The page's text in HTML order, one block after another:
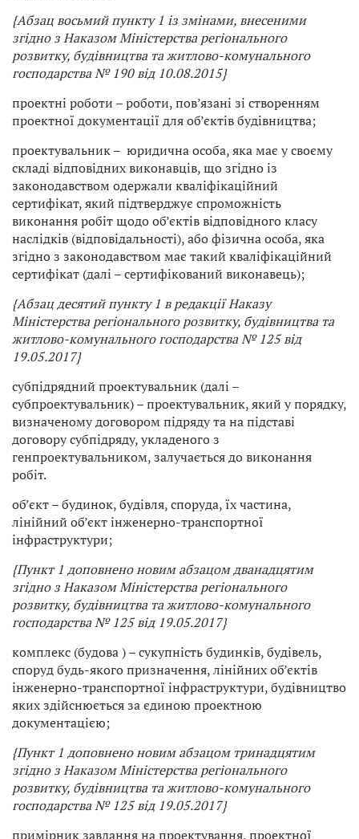
{Абзац восьмий пункту 1 із змінами, внесеними
згідно зНаказом Міністерства регіонального
розвитку, будівництва та житлово-комунального
господарства№ 190 від 10.08.2015}
проектні роботи – роботи, пов’язані зі створенням
проектної документації для об’єктів будівництва;
проектувальник – юридична особа, яка має у своєму
складі відповідних виконавців, що згідно із
законодавством одержали кваліфікаційний
сертифікат, який підтверджує спроможність
виконання робіт щодо об’єктів відповідного класу
наслідків (відповідальності), або фізична особа, яка
згідно з законодавством має такий кваліфікаційний
сертифікат (далі – сертифікований виконавець);
{Абзац десятий пункту 1 в редакціїНаказу
Міністерства регіонального розвитку, будівництва та
житлово-комунального господарства№ 125 від
19.05.2017}
субпідрядний проектувальник (далі –
субпроектувальник) – проектувальник, який у порядку,
визначеному договором підряду та на підставі
договору субпідряду, укладеного з
генпроектувальником, залучається до виконання
робіт.
об’єкт – будинок, будівля, споруда, їх частина,
лінійний об’єкт інженерно-транспортної
інфраструктури;
{Пункт 1 доповнено новим абзацом дванадцятим
згідно зНаказом Міністерства регіонального
розвитку, будівництва та житлово-комунального
господарства№ 125 від 19.05.2017}
комплекс (будова ) – сукупність будинків, будівель,
споруд будь-якого призначення, лінійних об’єктів
інженерно-транспортної інфраструктури, будівництво
яких здійснюється за єдиною проектною
документацією;
{Пункт 1 доповнено новим абзацом тринадцятим
згідно зНаказом Міністерства регіонального
розвитку, будівництва та житлово-комунального
господарства№ 125 від 19.05.2017}
примірник завдання на проектування, проектної